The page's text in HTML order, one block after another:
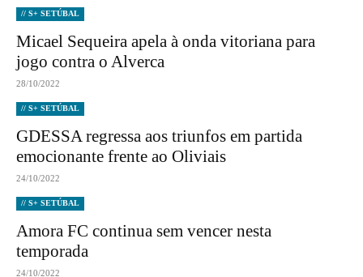
// S+ SETÚBAL
Micael Sequeira apela à onda vitoriana para
jogo contra o Alverca
28/10/2022
// S+ SETÚBAL
GDESSA regressa aos triunfos em partida
emocionante frente ao Oliviais
24/10/2022
// S+ SETÚBAL
Amora FC continua sem vencer nesta
temporada
24/10/2022